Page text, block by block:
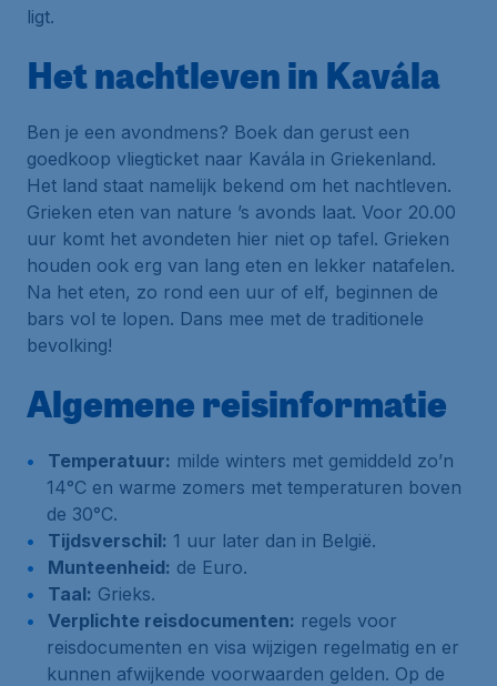
ligt.
Het nachtleven in Kavála
Ben je een avondmens? Boek dan gerust een
goedkoop vliegticket naar Kavála in Griekenland.
Het land staat namelijk bekend om het nachtleven.
Grieken eten van nature ’s avonds laat. Voor 20.00
uur komt het avondeten hier niet op tafel. Grieken
houden ook erg van lang eten en lekker natafelen.
Na het eten, zo rond een uur of elf, beginnen de
bars vol te lopen. Dans mee met de traditionele
bevolking!
Algemene reisinformatie
Temperatuur: milde winters met gemiddeld zo’n
14°C en warme zomers met temperaturen boven
de 30°C.
Tijdsverschil: 1 uur later dan in België.
Munteenheid: de Euro.
Taal: Grieks.
Verplichte reisdocumenten: regels voor
reisdocumenten en visa wijzigen regelmatig en er
kunnen afwijkende voorwaarden gelden. Op de